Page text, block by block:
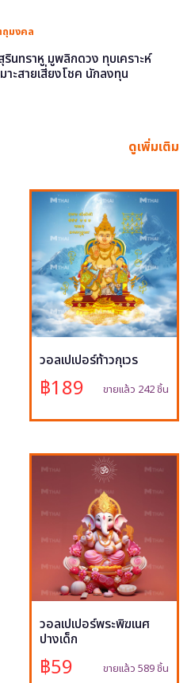
มงคล
รินทราหู มูพลิกดวง ทุบเคราะห์
าะสายเสี่ยงโชค นักลงทุน
ดูเพิ่มเติม
วอลเปเปอร์ท้าวกุเวร
฿189 ขายแล้ว 242 ชิ้น
วอลเปเปอร์พระพิฆเนศ
ปางเด็ก
฿59 ขายแล้ว 589 ชิ้น